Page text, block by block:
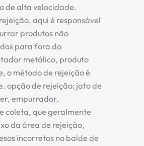
de alta velocidade.
aqui é responsável
produtos não
para fora do
metálico, produto
o método de rejeição é
opção de rejeição: jato de
empurrador.
coleta, que geralmente
da área de rejeição,
incorretos no balde de